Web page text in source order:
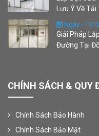
Lưu Ý Về
Ngày - 13/
Giải Pháp
Đường Tại
CHÍNH SÁCH & QUY
Chính Sách Bảo Hành
Chính Sách Bảo Mật